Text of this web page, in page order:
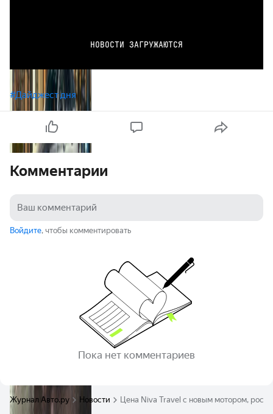
НОВОСТИ ЗАГРУЖАЮТСЯ
#Дайджест дня
Комментарии
Войдите, чтобы комментировать
Пока нет комментариев
Журнал Авто.ру Новости Цена Niva Travel с новым мотором,